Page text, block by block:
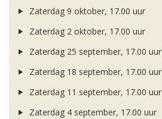
Zaterdag 9 oktober, 17.00 uur
Zaterdag 2 oktober, 17.00 uur
Zaterdag 25 september, 17.00 uur
Zaterdag 18 september, 17.00 uur
Zaterdag 11 september, 17.00 uur
Zaterdag 4 september, 17.00 uur